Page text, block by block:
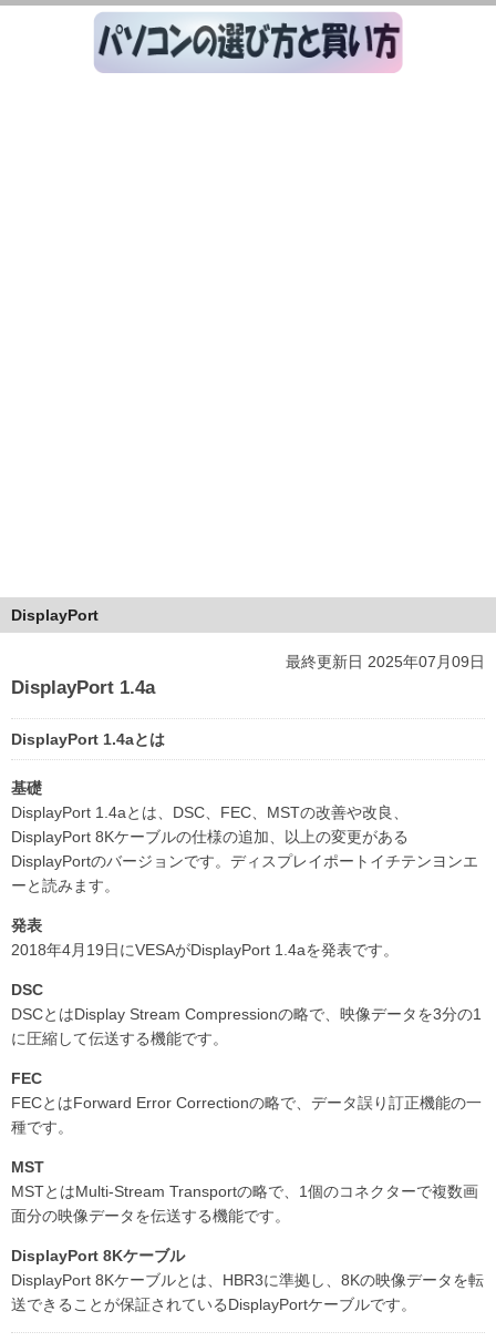
DisplayPort
最終更新日 2025年07月09日
DisplayPort 1.4a
DisplayPort 1.4aとは
基礎
DisplayPort 1.4aとは、DSC、FEC、MSTの改善や改良、
DisplayPort 8Kケーブルの仕様の追加、以上の変更がある
DisplayPortのバージョンです。ディスプレイポートイチテンヨンエ
ーと読みます。
発表
2018年4月19日にVESAがDisplayPort 1.4aを発表です。
DSC
DSCとはDisplay Stream Compressionの略で、映像データを3分の1
に圧縮して伝送する機能です。
FEC
FECとはForward Error Correctionの略で、データ誤り訂正機能の一
種です。
MST
MSTとはMulti-Stream Transportの略で、1個のコネクターで複数画
面分の映像データを伝送する機能です。
DisplayPort 8Kケーブル
DisplayPort 8Kケーブルとは、HBR3に準拠し、8Kの映像データを転
送できることが保証されているDisplayPortケーブルです。